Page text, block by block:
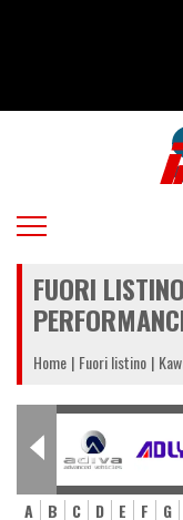
FUORI
Home Fuori listino
A B C D E F G